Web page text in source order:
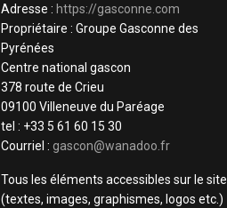
Adresse : https://gasconne.com
Propriétaire : Groupe Gasconne des
Pyrénées
Centre national gascon
378 route de Crieu
09100 Villeneuve du Paréage
tel : +33 5 61 60 15 30
Courriel : gascon@wanadoo.fr
Tous les éléments accessibles sur le site
(textes, images, graphismes, logos etc.)